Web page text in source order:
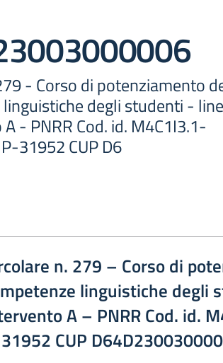
- Corso di potenziamento
degli studenti -
- PNRR Cod. id. M4C1I3.1-
31952 CUP D6
n. 279 – Corso di
linguistiche degli
A – PNRR Cod. id.
CUP